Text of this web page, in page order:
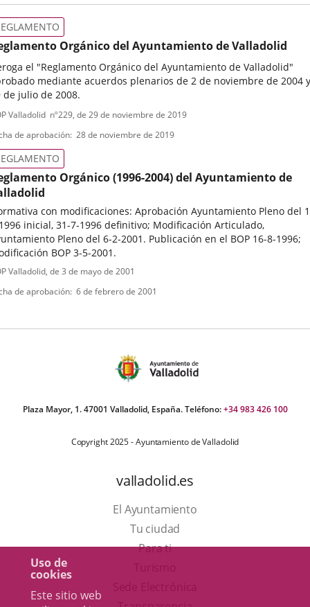
Uso de
cookies
Este sitio web
Orgánico del Ayuntamiento de Valladolid
el "Reglamento Orgánico del Ayuntamiento de Valladolid"
mediante acuerdos plenarios de 2 de noviembre de 2004 y
de julio de 2008.
Valladolid nº229, de 29 de noviembre de 2019
de aprobación 28 de noviembre de 2019
Orgánico (1996-2004) del Ayuntamiento de
con modificaciones: Aprobación Ayuntamiento Pleno del
inicial, 31-7-1996 definitivo; Modificación Articulado,
Pleno del 6-2-2001. Publicación en el BOP 16-8-1996;
BOP 3-5-2001.
Valladolid, de 3 de mayo de 2001
de aprobación 6 de febrero de 2001
Plaza Mayor, 1. 47001 Valladolid, España. Teléfono:+34 983 426 100
Copyright 2025 - Ayuntamiento de Valladolid
valladolid.es
El Ayuntamiento
Tu ciudad
Para ti